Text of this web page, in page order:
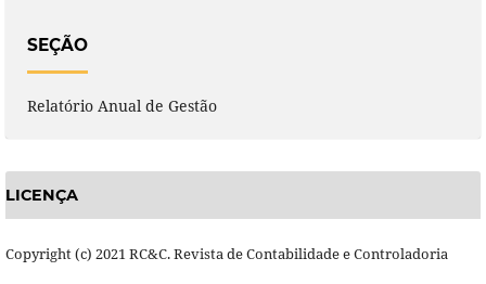
SEÇÃO
Relatório Anual de Gestão
LICENÇA
Copyright (c) 2021 RC&C. Revista de Contabilidade e Controladoria